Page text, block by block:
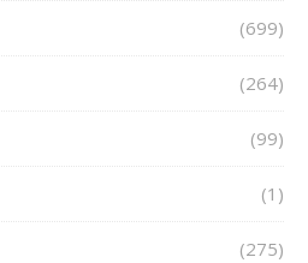
(699)
(264)
(99)
(1)
(275)